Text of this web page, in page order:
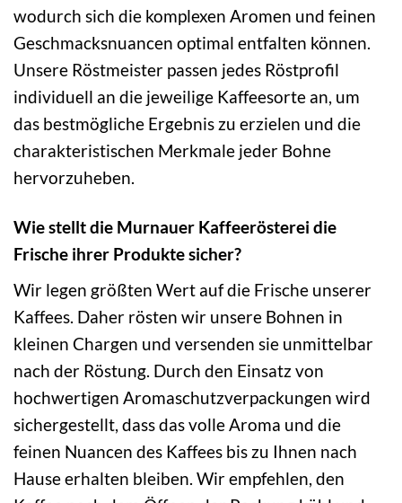
wodurch sich die komplexen Aromen und feinen
Geschmacksnuancen optimal entfalten können.
Unsere Röstmeister passen jedes Röstprofil
individuell an die jeweilige Kaffeesorte an, um
das bestmögliche Ergebnis zu erzielen und die
charakteristischen Merkmale jeder Bohne
hervorzuheben.
Wie stellt die Murnauer Kaffeerösterei die
Frische ihrer Produkte sicher?
Wir legen größten Wert auf die Frische unserer
Kaffees. Daher rösten wir unsere Bohnen in
kleinen Chargen und versenden sie unmittelbar
nach der Röstung. Durch den Einsatz von
hochwertigen Aromaschutzverpackungen wird
sichergestellt, dass das volle Aroma und die
feinen Nuancen des Kaffees bis zu Ihnen nach
Hause erhalten bleiben. Wir empfehlen, den